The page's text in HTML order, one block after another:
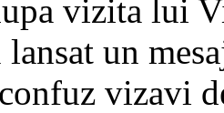
vizita lui
un
vizavi